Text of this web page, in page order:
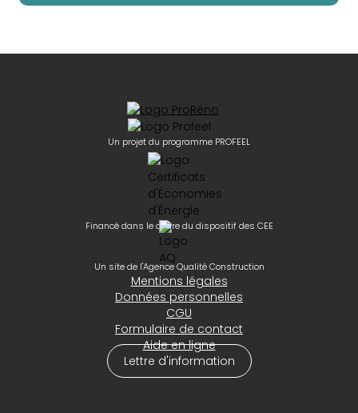
Un projet du programme PROFEEL
Financé dans le cadre du dispositif des CEE
Un site de l'Agence Qualité Construction
Mentions légales
Données personnelles
CGU
Formulaire de contact
Aide en ligne
Lettre d'information